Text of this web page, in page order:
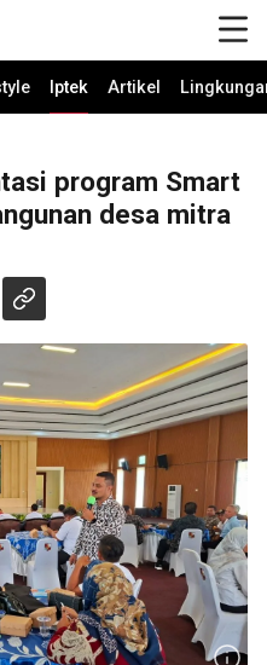
Iptek Artikel
program Smart
desa mitra